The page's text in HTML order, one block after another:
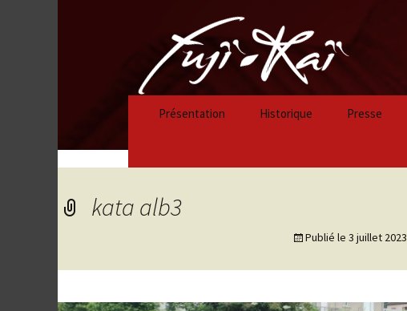
Présentation Historique Presse
kata alb3
Publié le 3 juillet 2023